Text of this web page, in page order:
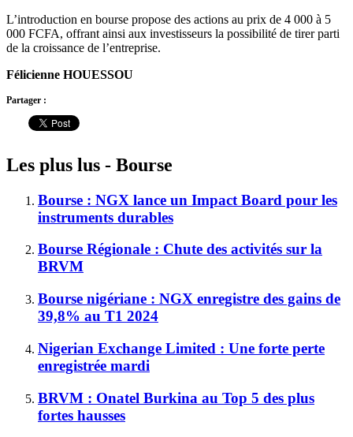
L’introduction en bourse propose des actions au prix de 4 000 à 5
000 FCFA, offrant ainsi aux investisseurs la possibilité de tirer parti
de la croissance de l’entreprise.
Félicienne HOUESSOU
Partager :
Les plus lus - Bourse
Bourse : NGX lance un Impact Board pour les
instruments durables
Bourse Régionale : Chute des activités sur la
BRVM
Bourse nigériane : NGX enregistre des gains de
39,8% au T1 2024
Nigerian Exchange Limited : Une forte perte
enregistrée mardi
BRVM : Onatel Burkina au Top 5 des plus
fortes hausses